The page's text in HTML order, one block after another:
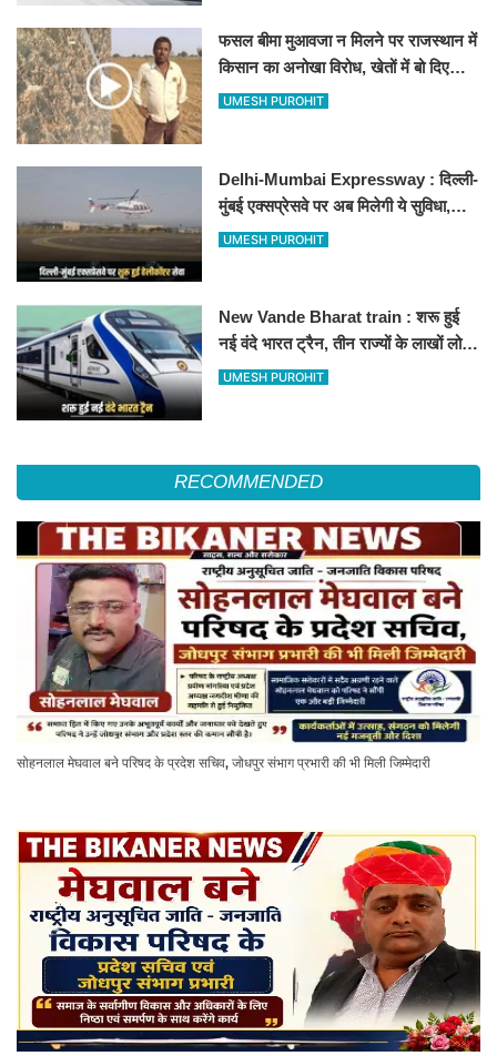
फसल बीमा मुआवजा न मिलने पर राजस्थान में
किसान का अनोखा विरोध, खेतों में बो दिए
500-500 रुपए के नोट, वीडियो वायरल
UMESH PUROHIT
Delhi-Mumbai Expressway : दिल्ली-
मुंबई एक्सप्रेसवे पर अब मिलेगी ये सुविधा,
हेलीकॉप्टर सर्विस से तुरंत घायल पहुंचेगा
UMESH PUROHIT
New Vande Bharat train : शरू हुई
नई वंदे भारत ट्रैन, तीन राज्यों के लाखों लोगों
का सफर होगा आसान, देखें पूरा रूटमैप
UMESH PUROHIT
RECOMMENDED
सोहनलाल मेघवाल बने परिषद के प्रदेश सचिव, जोधपुर संभाग प्रभारी की भी मिली जिम्मेदारी